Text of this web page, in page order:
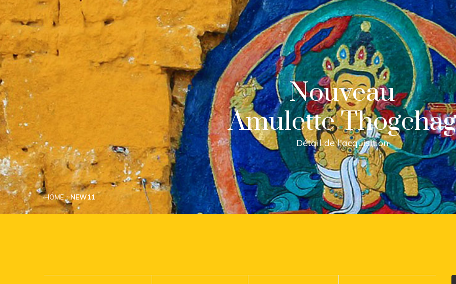
Nouveau
Amulette Thogchag
Détail de l'acquisition
HOME NEW11